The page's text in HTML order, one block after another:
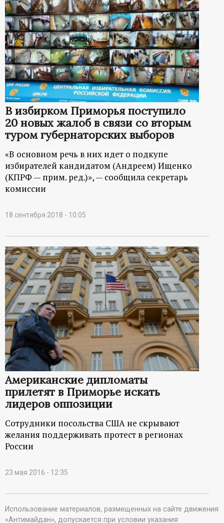
В избирком Приморья поступило
20 новых жалоб в связи со вторым
туром губернаторских выборов
«В основном речь в них идет о подкупе
избирателей кандидатом (Андреем) Ищенко
(КПРФ — прим. ред.)», — сообщила секретарь
комиссии
18 сентября 2018 - 10:05
Американские дипломаты
прилетят в Приморье искать
лидеров оппозиции
Сотрудники посольства США не скрывают
желания поддерживать протест в регионах
России
23 мая 2016 - 12:35
Использование материалов, размещенных на сайте движения
«Антимайдан», допускается при условии указания